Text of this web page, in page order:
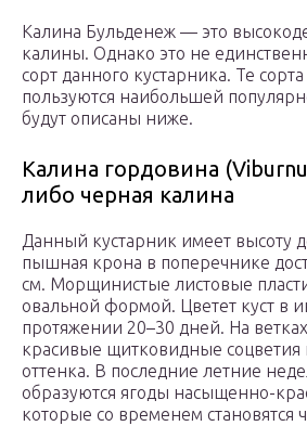
Калина Бульденеж — это
калины. Однако это не
сорт данного кустарника. Те
пользуются наибольшей
будут описаны ниже.
Калина гордовина
либо черная калина
Данный кустарник имеет высоту
пышная крона в поперечнике
см. Морщинистые листовые
овальной формой. Цветет куст в
протяжении 20–30 дней. На
красивые щитковидные соцветия
оттенка. В последние летние
образуются ягоды насыщенно-
которые со временем становятся